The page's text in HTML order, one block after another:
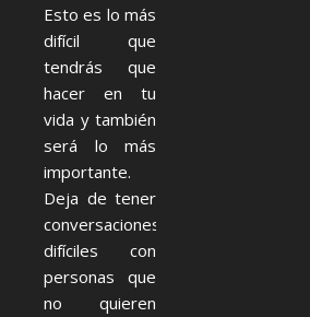
Esto es lo más
difícil que
tendrás que
hacer en tu
vida y también
será lo más
importante.
Deja de tener
conversaciones
difíciles con
personas que
no quieren